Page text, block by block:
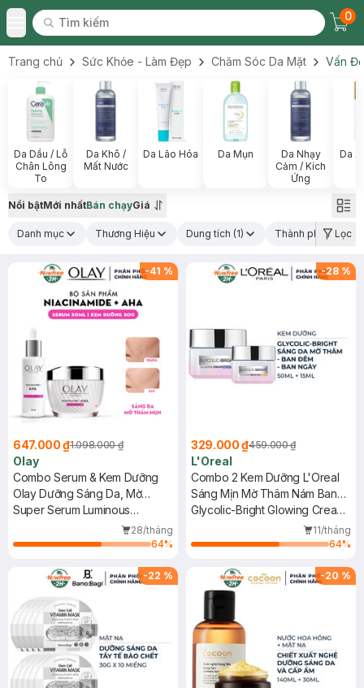
Toggle Menu
Tìm kiếm
Tìm kiếm
0
Trang chủ Sức Khỏe - Làm Đẹp Chăm Sóc Da Mặt Vấn
Da Dầu / Lỗ
Chân Lông
To
Da Khô /
Mất Nước
Da Lão Hóa Da Mụn
Da Nhạy
Cảm / Kích
Ứng
Da
Nổi bậtMới nhấtBán chạyGiá
Danh mục Thương Hiệu Dung tích (1) Thành phần nổi bật
Lọc
-41 %
647.000 ₫1.098.000 ₫
Olay
Combo Serum & Kem Dưỡng
Olay Dưỡng Sáng Da, Mờ
Thâm Mụn 30ml+50g
Super Serum Luminous
Niacinamide+AHA + Moisturizer
28/tháng
64%
-28 %
329.000 ₫459.000 ₫
L'Oreal
Combo 2 Kem Dưỡng L'Oreal
Sáng Mịn Mờ Thâm Nám Ban
Đêm + Ban Ngày 50ml+15ml
Glycolic-Bright Glowing Cream
Night + Cream Day - SPF 1711/tháng
64%
-22 % -20 %